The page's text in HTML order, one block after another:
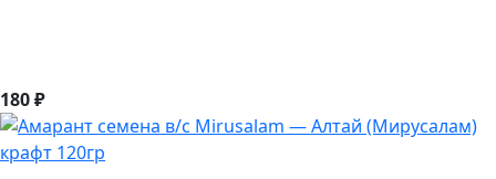
180 ₽